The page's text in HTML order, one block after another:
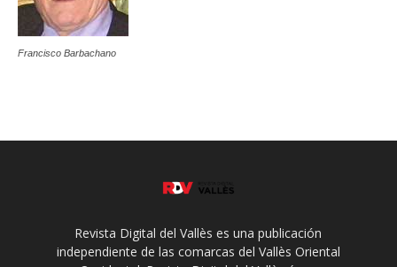
Francisco Barbachano
Revista Digital del Vallès es una publicación
independiente de las comarcas del Vallès Oriental